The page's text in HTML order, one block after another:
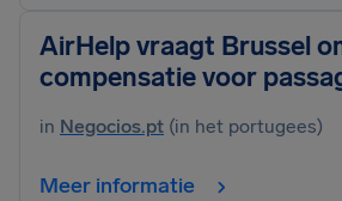
AirHelp vraagt Brussel
compensatie voor
in Negocios.pt (in het portugees)
Meer informatie